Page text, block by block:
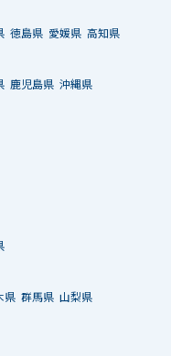
徳島県 愛媛県 高知県
鹿児島県 沖縄県
県 群馬県 山梨県